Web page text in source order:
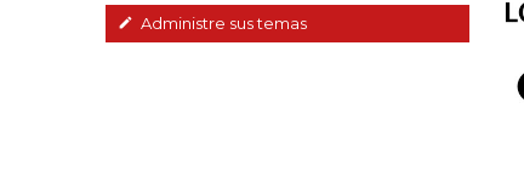
Administre sus temas